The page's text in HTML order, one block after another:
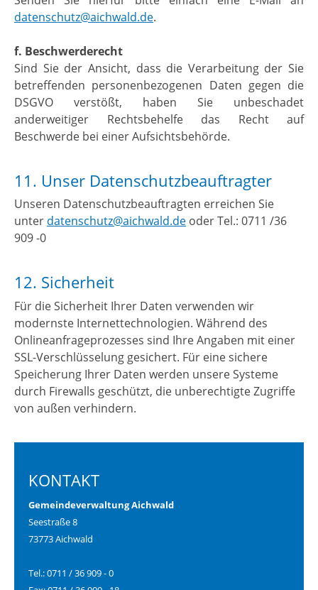
datenschutz@aichwald.de.
f. Beschwerderecht
Sind Sie der Ansicht, dass die Verarbeitung der Sie
betreffenden personenbezogenen Daten gegen die
DSGVO verstößt, haben Sie unbeschadet
anderweitiger Rechtsbehelfe das Recht auf
Beschwerde bei einer Aufsichtsbehörde.
11. Unser Datenschutzbeauftragter
Unseren Datenschutzbeauftragten erreichen Sie
unter datenschutz@aichwald.de oder Tel.: 0711 /36
909 -0
12. Sicherheit
Für die Sicherheit Ihrer Daten verwenden wir
modernste Internettechnologien. Während des
Onlineanfrageprozesses sind Ihre Angaben mit einer
SSL-Verschlüsselung gesichert. Für eine sichere
Speicherung Ihrer Daten werden unsere Systeme
durch Firewalls geschützt, die unberechtigte Zugriffe
von außen verhindern.
KONTAKT
Gemeindeverwaltung Aichwald
Seestraße 8
73773 Aichwald
Tel.: 0711 / 36 909 - 0